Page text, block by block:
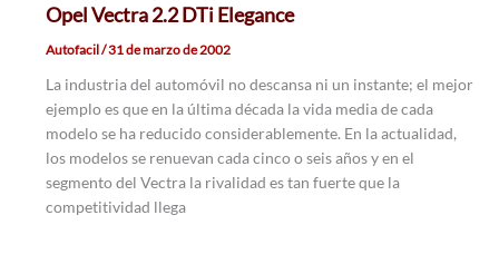
Opel Vectra 2.2 DTi Elegance
Autofacil/31 de marzo de 2002
La industria del automóvil no descansa ni un instante; el mejor
ejemplo es que en la última década la vida media de cada
modelo se ha reducido considerablemente. En la actualidad,
los modelos se renuevan cada cinco o seis años y en el
segmento del Vectra la rivalidad es tan fuerte que la
competitividad llega